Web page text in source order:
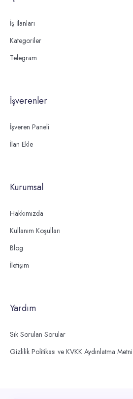
İş İlanları
Kategoriler
Telegram
İşverenler
İşveren Paneli
İlan Ekle
Kurumsal
Hakkımızda
Kullanım Koşulları
Blog
İletişim
Yardım
Sık Sorulan Sorular
Gizlilik Politikası ve KVKK Aydınlatma Metni